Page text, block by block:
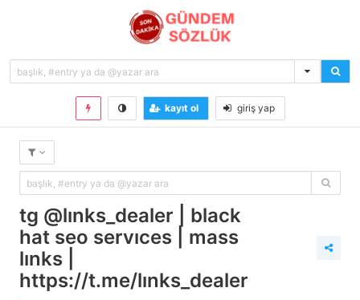
kayıt ol giriş yap
tg @links_dealer | black
hat seo services | mass
links |
https://t.me/links_dealer